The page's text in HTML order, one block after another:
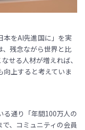
本をAI先進国に」を実
、残念ながら世界と比
せる人材が増えれば、
向上すると考えていま
る通り「年間100万人の
、コミュニティの会員